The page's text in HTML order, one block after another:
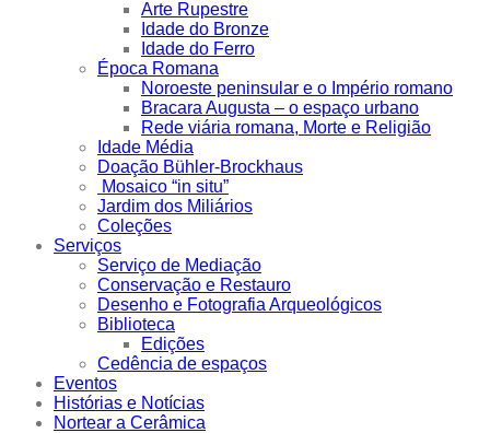
Arte Rupestre
Idade do Bronze
Idade do Ferro
Época Romana
Noroeste peninsular e o Império romano
Bracara Augusta – o espaço urbano
Rede viária romana, Morte e Religião
Idade Média
Doação Bühler-Brockhaus
Mosaico “in situ”
Jardim dos Miliários
Coleções
Serviços
Serviço de Mediação
Conservação e Restauro
Desenho e Fotografia Arqueológicos
Biblioteca
Edições
Cedência de espaços
Eventos
Histórias e Notícias
Nortear a Cerâmica